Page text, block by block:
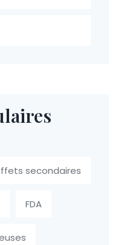
secondaires
FDA